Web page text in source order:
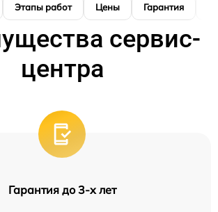
Этапы работ Цены Гарантия
сервис-
центра
Гарантия до 3-х лет